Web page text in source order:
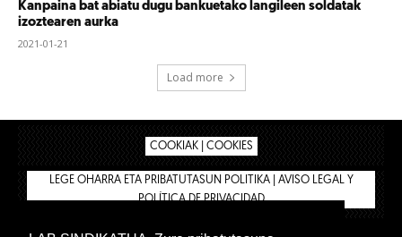
Kanpaina bat abiatu dugu bankuetako langileen soldatak
izoztearen aurka
2021-01-21
Load more
COOKIAK | COOKIES
LEGE OHARRA ETA PRIBATUTASUN POLITIKA | AVISO LEGAL Y
POLÍTICA DE PRIVACIDAD